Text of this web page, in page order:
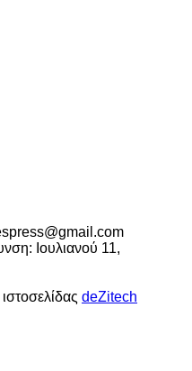
Ιουλιανού 11,
deZitech